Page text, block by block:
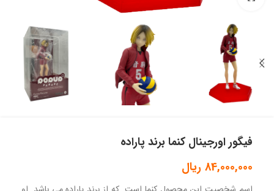
فیگور اورجینال کنما برند پاراده
84,000,000 ریال